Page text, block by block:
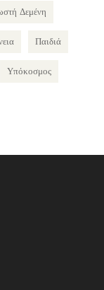
Δεμένη
Παιδιά
Υπόκοσμος